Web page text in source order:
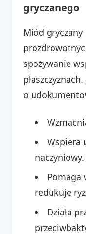
gryczanego
Miód gryczany
spożywanie
o
Wspiera
naczyniowy.
Pomaga
redukuje
Działa